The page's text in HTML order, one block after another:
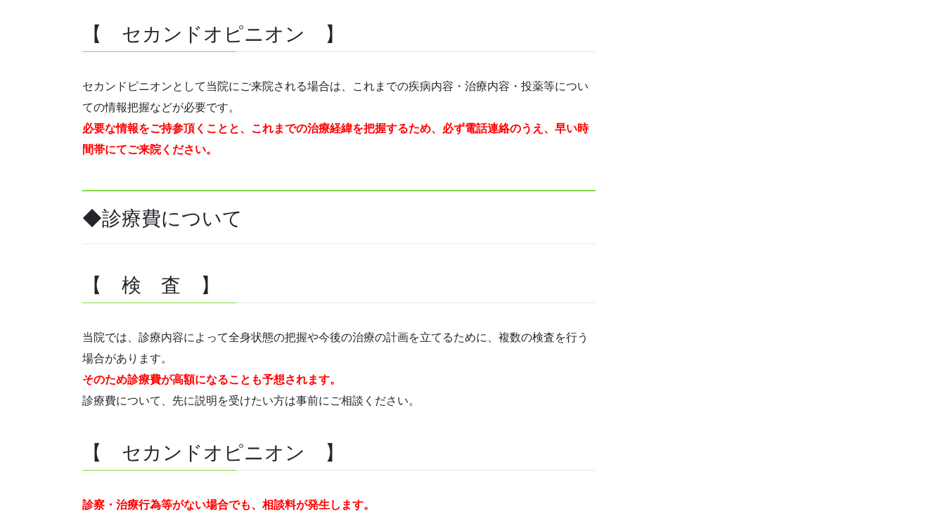
【 セカンドオピニオン 】
セカンドピニオンとして当院にご来院される場合は、これまでの疾病内容・治療内容・投薬等につい
ての情報把握などが必要です。
必要な情報をご持参頂くことと、これまでの治療経緯を把握するため、必ず電話連絡のうえ、早い時
間帯にてご来院ください。
◆診療費について
【 検 査 】
当院では、診療内容によって全身状態の把握や今後の治療の計画を立てるために、複数の検査を行う
場合があります。
そのため診療費が高額になることも予想されます。
診療費について、先に説明を受けたい方は事前にご相談ください。
【 セカンドオピニオン 】
診察・治療行為等がない場合でも、相談料が発生します。